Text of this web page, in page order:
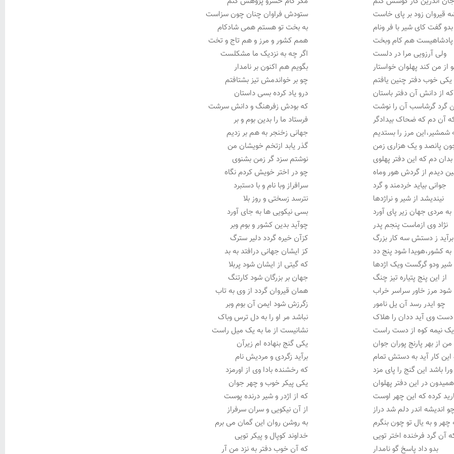
قیروان زود بر پای خاست
ستودش فراوان چنان چون سزاست
بدو گفت کای شیر با فر ونام
به بخت تو هستم همی شادکام
هم کام وبخت
همم کشور و مرز و هم تاج و تخت
ولی آرزویی مرا در دلست
اگر چه به نزدیک ما مشکلست
از من کند پهلوان خواستار
بگویم هم اکنون بر نامدار
یکی خوب دفتر چنین یافتم
چو بر خواندمش تیز بشتافتم
که از دانش آن دفتر باستان
درو یاد کرده بسی داستان
گرد گرشاسب آن را نوشت
که بودش زفرهنگ و دانش سرشت
آن دم که ضحاک بیدادگر
فرستاد ما را بدین بوم و بر
شمشیر،این مرز را بستدیم
جهانی زخنجر به هم بر زدیم
پانصد و یک هزاری زمن
گذر یابد ازتخم خویشان من
بدان دم که این دفتر پهلوی
نوشتم سزد گر زمن بشنوی
دیدم از گردش هور وماه
چو در اختر خویش کردم نگاه
جوانی بیاید خردمند و گرد
سرافراز وبا نام و با دستبرد
نیندیشد از شیر و نراژدها
نترسد زسختی و روز بلا
به مردی جهان زیر پای آورد
بسی نیکویی ها به جای آورد
نژاد وی ازماست پنجم پدر
چوآید بدین کشور و بوم وبر
برآید ز دستش سه کار بزرگ
کزآن خیره گردد دلیر سترگ
به کشور،هویدا شود پنج دد
کز ایشان جهانی درافتد به بد
شیر ودو گرگست ویک اژدها
که گیتی از ایشان شود پربلا
از این پنج پتیاره تیز چنگ
جهان بر بزرگان شود کارتنگ
شود مرز خاور سراسر خراب
همان قیروان گردد از وی به تاب
چو ایدر رسد آن یل نامور
زگرزش شود ایمن آن بوم وبر
دست وی آید ددان را هلاک
نباشد مر او را به دل ترس وباک
نیمه کوه از دست راست
نشانیست از ما به یک میل راست
من از بهر پارنج پوران جوان
یکی گنج بنهاده ام زیرآن
این کار آید به دستش تمام
برآید زگردی و مردیش نام
ورا باشد این گنج را پای مزد
که رخشنده بادا وی از اورمزد
همیدون در این دفتر پهلوان
یکی پیکر خوب و چهر جوان
کرده که این چهر اوست
که از اژدر و شیر درنده پوست
چو اندیشه اندر دلم شد دراز
از آن نیکویی و سران سرفراز
چهر و به یال تو چون بنگرم
به روشن روان این گمان می برم
آن گرد فرخنده اختر تویی
خداوند کوپال و پیکر تویی
بدو داد پاسخ گو نامدار
که آن خوب دفتر به نزد من آر